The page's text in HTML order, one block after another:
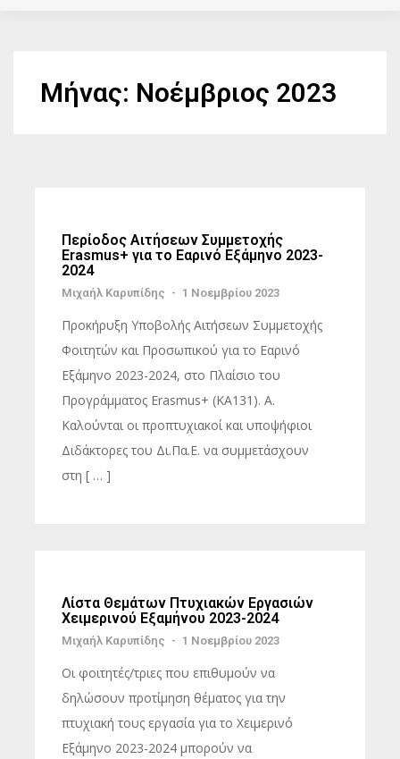
Μήνας: Νοέμβριος 2023
Περίοδος Αιτήσεων Συμμετοχής
Erasmus+ για το Εαρινό Εξάμηνο 2023-
2024
Μιχαήλ Καρυπίδης - 1 Νοεμβρίου 2023
Προκήρυξη Υποβολής Αιτήσεων Συμμετοχής
Φοιτητών και Προσωπικού για το Εαρινό
Εξάμηνο 2023-2024, στο Πλαίσιο του
Προγράμματος Erasmus+ (KA131). Α.
Καλούνται οι προπτυχιακοί και υποψήφιοι
Διδάκτορες του Δι.Πα.Ε. να συμμετάσχουν
στη [ … ]
Λίστα Θεμάτων Πτυχιακών Εργασιών
Χειμερινού Εξαμήνου 2023-2024
Μιχαήλ Καρυπίδης - 1 Νοεμβρίου 2023
Οι φοιτητές/τριες που επιθυμούν να
δηλώσουν προτίμηση θέματος για την
πτυχιακή τους εργασία για το Χειμερινό
Εξάμηνο 2023-2024 μπορούν να